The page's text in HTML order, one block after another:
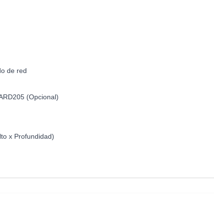
de red
(Opcional)
x Profundidad)